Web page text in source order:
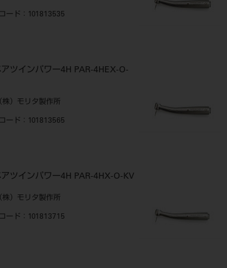
ード ：101813535
アツインパワー4H PAR-4HEX-O-
株）モリタ製作所
ード ：101813565
アツインパワー4H PAR-4HX-O-KV
株）モリタ製作所
ード ：101813715